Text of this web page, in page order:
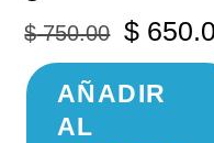
$750.00 El
precio
original
$
AÑADIR
AL